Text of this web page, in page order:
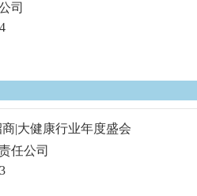
司
|大健康行业年度盛会
任公司